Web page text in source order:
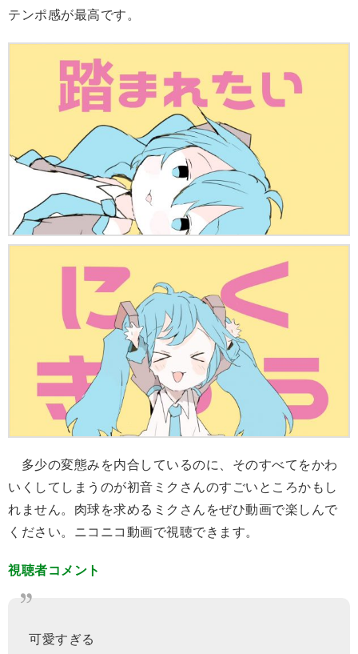
テンポ感が最高です。
多少の変態みを内合しているのに、そのすべてをかわ
いくしてしまうのが初音ミクさんのすごいところかもし
れません。肉球を求めるミクさんをぜひ動画で楽しんで
ください。ニコニコ動画で視聴できます。
視聴者コメント
可愛すぎる